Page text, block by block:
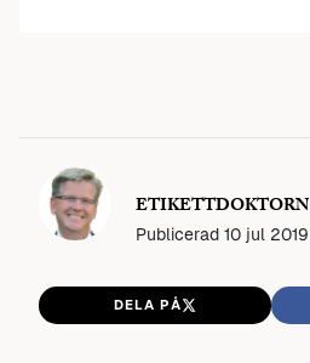
ETIKETTDOKTORN
Publicerad 10 jul 2019
DELA PÅ